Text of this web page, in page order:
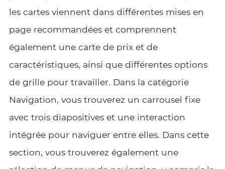
les cartes viennent dans différentes mises en
page recommandées et comprennent
également une carte de prix et de
caractéristiques, ainsi que différentes options
de grille pour travailler. Dans la catégorie
Navigation, vous trouverez un carrousel fixe
avec trois diapositives et une interaction
intégrée pour naviguer entre elles. Dans cette
section, vous trouverez également une